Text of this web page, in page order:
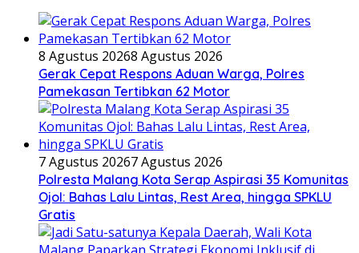
8 Agustus 20268 Agustus 2026
Gerak Cepat Respons Aduan Warga, Polres
Pamekasan Tertibkan 62 Motor
7 Agustus 20267 Agustus 2026
Polresta Malang Kota Serap Aspirasi 35 Komunitas
Ojol: Bahas Lalu Lintas, Rest Area, hingga SPKLU
Gratis